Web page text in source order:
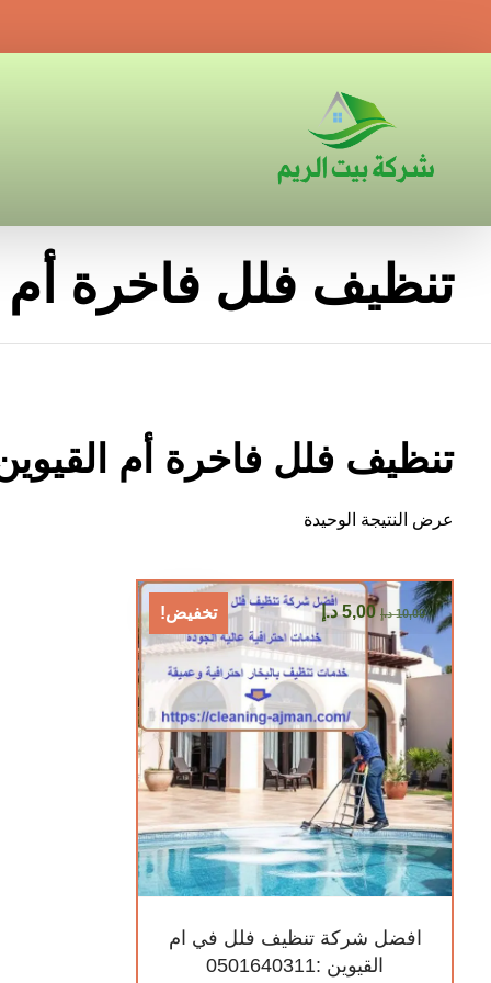
تنظيف فلل فاخرة أم
تنظيف فلل فاخرة أم
عرض النتيجة الوحيدة
تخفيض!
افضل شركة تنظيف فلل في ام
القيوين :0501640311
10,00 د.إ 5,00 د.إ